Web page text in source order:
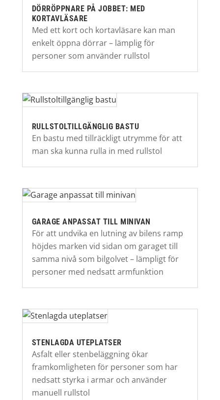
DÖRRÖPPNARE PÅ JOBBET: MED
KORTAVLÄSARE
Med ett kort och kortavläsare kan man
enkelt öppna dörrar – lämplig för
personer som använder rullstol
RULLSTOLTILLGÄNGLIG BASTU
En bastu med tillräckligt utrymme för att
man ska kunna rulla in med rullstol
GARAGE ANPASSAT TILL MINIVAN
För att undvika en lutning av bilens ramp
höjdes marken vid sidan om garaget till
samma nivå som bilgolvet – lämpligt för
personer med nedsatt armfunktion
STENLAGDA UTEPLATSER
Asfalt eller stenbeläggning ökar
framkomligheten för personer som har
nedsatt styrka i armar och använder
manuell rullstol